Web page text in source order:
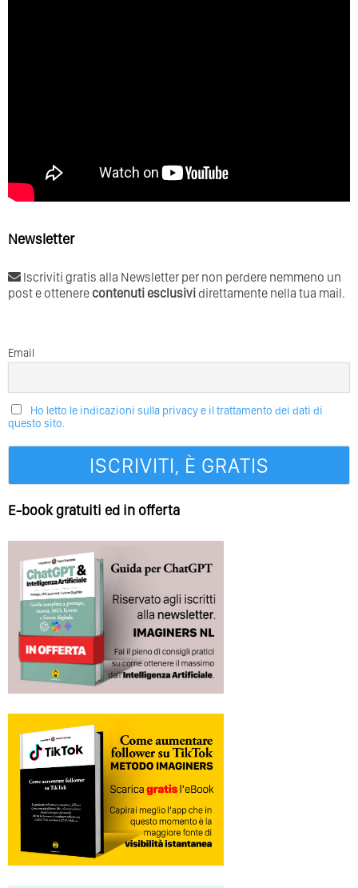
Newsletter
Iscriviti gratis alla Newsletter per non perdere nemmeno un
post e ottenerecontenuti esclusividirettamente nella tua mail.
Email
Ho letto le indicazioni sulla privacy e il trattamento dei dati di
questo sito.
E-book gratuiti ed in offerta